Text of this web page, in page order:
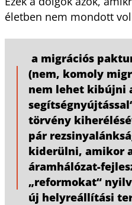
életben nem mondott
a migrációs
(nem, komoly
nem lehet kibújni
törvény
pár
kiderülni, amikor
áramhálózat-
„reformokat“
új helyreállítási